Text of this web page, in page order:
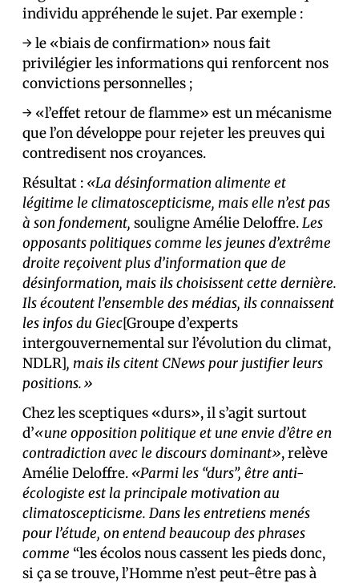
individu appréhende le sujet. Par exemple :
→ le «biais de confirmation» nous fait
privilégier les informations qui renforcent nos
convictions personnelles ;
→ «l’effet retour de flamme» est un mécanisme
que l’on développe pour rejeter les preuves qui
contredisent nos croyances.
Résultat : «La désinformation alimente et
légitime le climatoscepticisme, mais elle n’est pas
à son fondement, souligne Amélie Deloffre.Les
opposants politiques comme les jeunes d’extrême
droite reçoivent plus d’information que de
désinformation, mais ils choisissent cette dernière.
Ils écoutent l’ensemble des médias, ils connaissent
les infos du Giec[Groupe d’experts
intergouvernemental sur l’évolution du climat,
NDLR], mais ils citent CNews pour justifier leurs
positions.»
Chez les sceptiques «durs», il s’agit surtout
d’«une opposition politique et une envie d’être en
contradiction avec le discours dominant», relève
Amélie Deloffre. «Parmi les “durs”, être anti-
écologiste est la principale motivation au
climatoscepticisme. Dans les entretiens menés
pour l’étude, on entend beaucoup des phrases
comme “les écolos nous cassent les pieds donc,
si ça se trouve, l’Homme n’est peut-être pas à